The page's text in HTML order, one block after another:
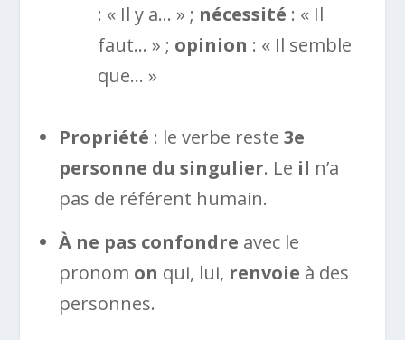
: « Il y a… » ; nécessité : « Il
faut… » ; opinion : « Il semble
que… »
Propriété : le verbe reste3e
personne du singulier. Le il n’a
pas de référent humain.
À ne pas confondre avec le
pronom on qui, lui, renvoie à des
personnes.